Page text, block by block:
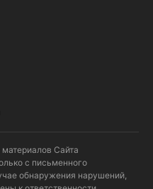
Сайта
с письменного
обнаружения нарушений,